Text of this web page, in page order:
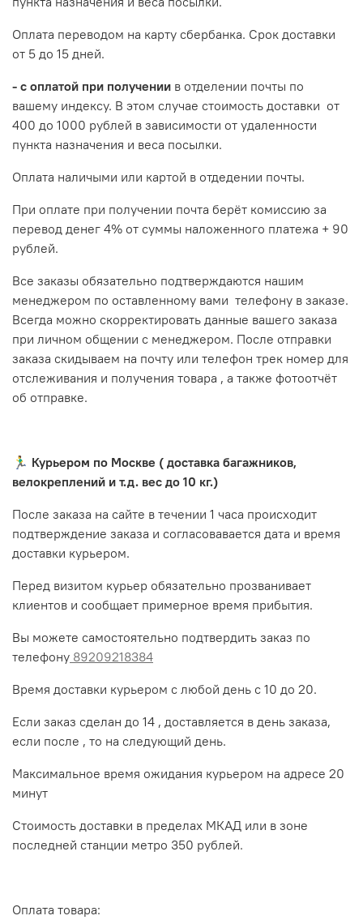
Оплата переводом на карту сбербанка. Срок доставки
от 5 до 15 дней.
- с оплатой при получении в отделении почты по
вашему индексу. В этом случае стоимость доставки от
400 до 1000 рублей в зависимости от удаленности
пункта назначения и веса посылки.
Оплата наличыми или картой в отдедении почты.
При оплате при получении почта берёт комиссию за
перевод денег 4% от суммы наложенного платежа + 90
рублей.
Все заказы обязательно подтверждаются нашим
менеджером по оставленному вами телефону в заказе.
Всегда можно скорректировать данные вашего заказа
при личном общении с менеджером. После отправки
заказа скидываем на почту или телефон трек номер для
отслеживания и получения товара , а также фотоотчёт
об отправке.
🏃‍♂️ Курьером по Москве ( доставка багажников,
велокреплений и т.д. вес до 10 кг.)
После заказа на сайте в течении 1 часа происходит
подтверждение заказа и согласовавается дата и время
доставки курьером.
Перед визитом курьер обязательно прозванивает
клиентов и сообщает примерное время прибытия.
Вы можете самостоятельно подтвердить заказ по
телефону 89209218384
Время доставки курьером с любой день с 10 до 20.
Если заказ сделан до 14 , доставляется в день заказа,
если после , то на следующий день.
Максимальное время ожидания курьером на адресе 20
минут
Стоимость доставки в пределах МКАД или в зоне
последней станции метро 350 рублей.
Оплата товара: